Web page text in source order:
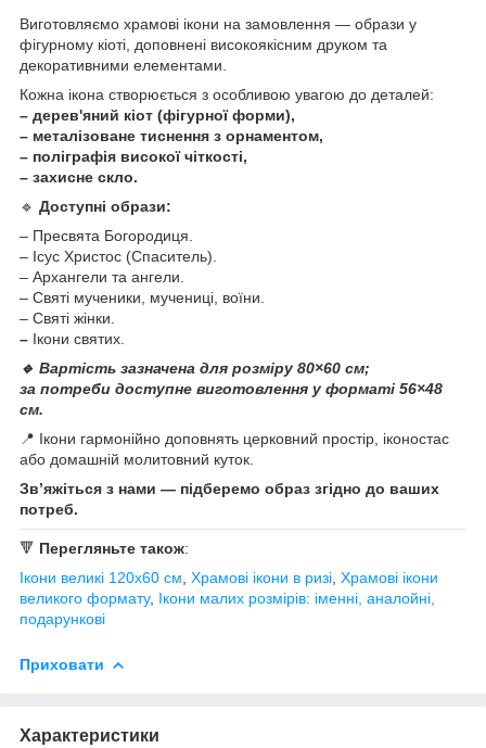
Виготовляємо храмові ікони на замовлення — образи у
фігурному кіоті, доповнені високоякісним друком та
декоративними елементами.
Кожна ікона створюється з особливою увагою до деталей:
– дерев'яний кіот (фігурної форми),
– металізоване тиснення з орнаментом,
– поліграфія високої чіткості,
– захисне скло.
🔹 Доступні образи:
– Пресвята Богородиця.
– Ісус Христос (Спаситель).
– Архангели та ангели.
– Святі мученики, мучениці, воїни.
– Святі жінки.
– Ікони святих.
🔹 Вартість зазначена для розміру 80×60 см;
за потреби доступне виготовлення у форматі 56×48
см.
📍 Ікони гармонійно доповнять церковний простір, іконостас
або домашній молитовний куток.
Зв’яжіться з нами — підберемо образ згідно до ваших
потреб.
🔻 Перегляньте також:
Ікони великі 120х60 см Храмові ікони в ризі Храмові ікони
великого формату, Ікони малих розмірів: іменні, аналойні,
подарункові
Приховати
Характеристики